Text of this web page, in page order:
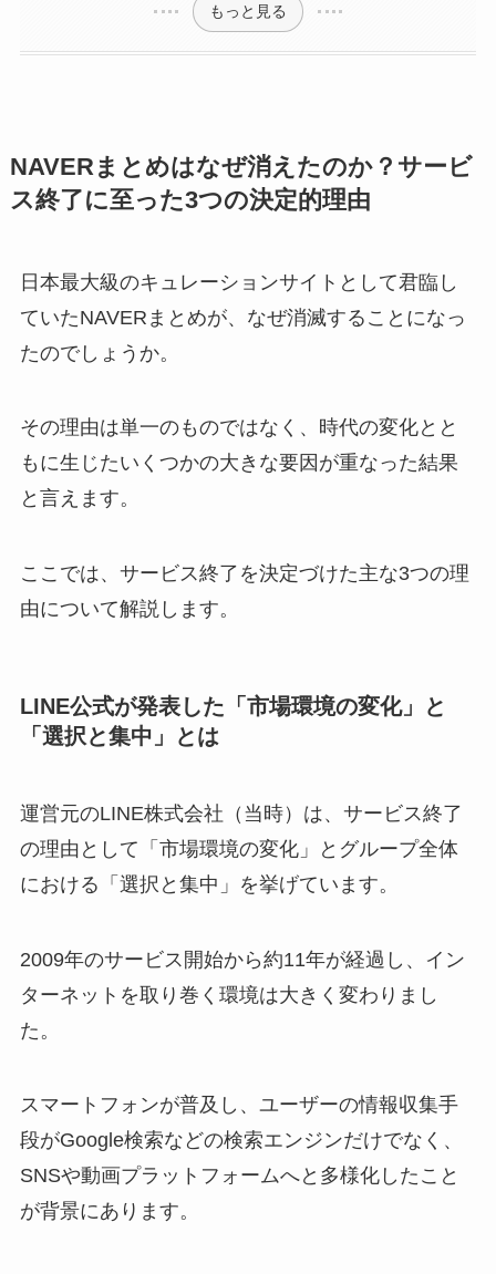
もっと見る
NAVERまとめはなぜ消えたのか？サービ
ス終了に至った3つの決定的理由
日本最大級のキュレーションサイトとして君臨し
ていたNAVERまとめが、なぜ消滅することになっ
たのでしょうか。
その理由は単一のものではなく、時代の変化とと
もに生じたいくつかの大きな要因が重なった結果
と言えます。
ここでは、サービス終了を決定づけた主な3つの理
由について解説します。
LINE公式が発表した「市場環境の変化」と
「選択と集中」とは
運営元のLINE株式会社（当時）は、サービス終了
の理由として「市場環境の変化」とグループ全体
における「選択と集中」を挙げています。
2009年のサービス開始から約11年が経過し、イン
ターネットを取り巻く環境は大きく変わりまし
た。
スマートフォンが普及し、ユーザーの情報収集手
段がGoogle検索などの検索エンジンだけでなく、
SNSや動画プラットフォームへと多様化したこと
が背景にあります。